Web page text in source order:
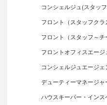
コンシェルジュ(スタッフ
フロント（スタッフクラ
フロント（スタッフ～チ
フロントオフィスエージ
コンシェルジュエージェ
デューティーマネージャ
ハウスキーパー・インス